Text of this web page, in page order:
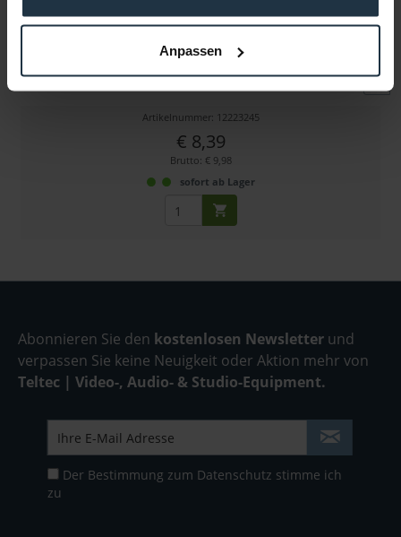
Anpassen
Mikrofonklammer für MKE2 u. KA100 Kabel, schwarz
Artikelnummer: 12223245
€ 8,39
Brutto: € 9,98
sofort ab Lager
Abonnieren Sie den kostenlosen Newsletter und
verpassen Sie keine Neuigkeit oder Aktion mehr von
Teltec | Video-, Audio- & Studio-Equipment.
Der Bestimmung zum Datenschutz stimme ich
zu